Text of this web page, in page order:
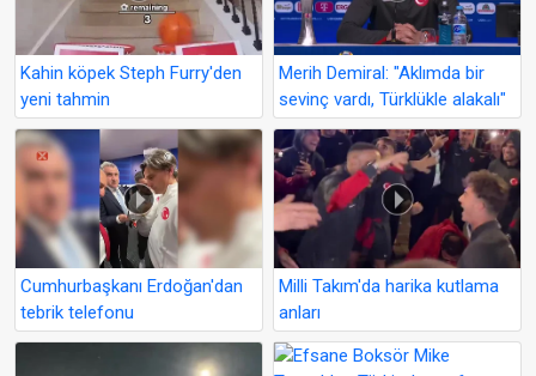
Kahin köpek Steph Furry'den
yeni tahmin
Merih Demiral: "Aklımda bir
sevinç vardı, Türklükle alakalı"
Cumhurbaşkanı Erdoğan'dan
tebrik telefonu
Milli Takım'da harika kutlama
anları